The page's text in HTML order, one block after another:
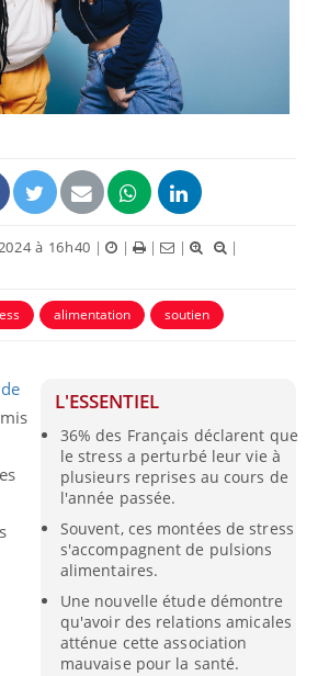
à 16h40 | | | |
|
alimentation soutien
L'ESSENTIEL
36% des Français déclarent que
le stress a perturbé leur vie à
plusieurs reprises au cours de
l'année passée.
Souvent, ces montées de stress
s'accompagnent de pulsions
alimentaires.
Une nouvelle étude démontre
qu'avoir des relations amicales
atténue cette association
mauvaise pour la santé.